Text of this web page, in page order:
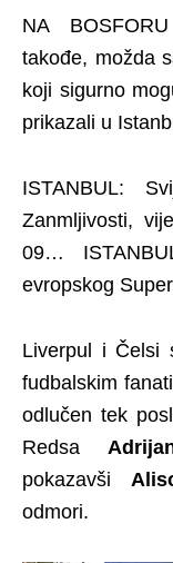
NA
takođe, možda
koji sigurno
prikazali u
ISTANBUL:
Zanmljivosti,
09…
evropskog
Liverpul i Čelsi
fudbalskim
odlučen tek
Redsa
pokazavši
odmori.